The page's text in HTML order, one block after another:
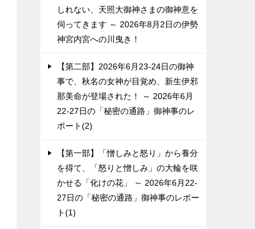
しれない、天照大御神さまの御神意を
伺ってきます ～ 2026年8月2日の伊勢
神宮内宮への川曳き！
【第二部】2026年6月23-24日の御神
事で、秋名の女神が目覚め、新生伊邪
那美命が登場された！ ～ 2026年6月
22-27日の「秘密の通路」御神事のレ
ポート(2)
【第一部】「憎しみと怒り」から養分
を得て、「怒りと憎しみ」の大輪を咲
かせる「化けの花」 ～ 2026年6月22-
27日の「秘密の通路」御神事のレポー
ト(1)